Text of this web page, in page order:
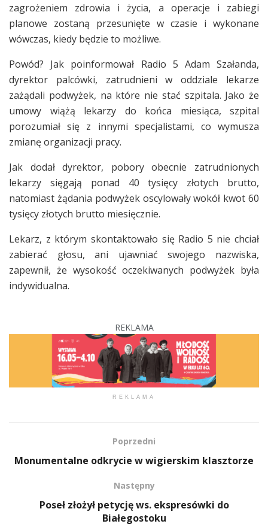
zagrożeniem zdrowia i życia, a operacje i zabiegi
planowe zostaną przesunięte w czasie i wykonane
wówczas, kiedy będzie to możliwe.
Powód? Jak poinformował Radio 5 Adam Szałanda,
dyrektor palcówki, zatrudnieni w oddziale lekarze
zażądali podwyżek, na które nie stać szpitala. Jako że
umowy wiążą lekarzy do końca miesiąca, szpital
porozumiał się z innymi specjalistami, co wymusza
zmianę organizacji pracy.
Jak dodał dyrektor, pobory obecnie zatrudnionych
lekarzy sięgają ponad 40 tysięcy złotych brutto,
natomiast żądania podwyżek oscylowały wokół kwot 60
tysięcy złotych brutto miesięcznie.
Lekarz, z którym skontaktowało się Radio 5 nie chciał
zabierać głosu, ani ujawniać swojego nazwiska,
zapewnił, że wysokość oczekiwanych podwyżek była
indywidualna.
REKLAMA
REKLAMA
Poprzedni
Monumentalne odkrycie w wigierskim klasztorze
Następny
Poseł złożył petycję ws. ekspresówki do
Białegostoku